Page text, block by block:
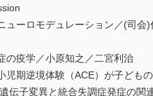
ーロモデュレーション／(司会
の疫学／小原知之／二宮利治
児期逆境体験（ACE）が子ども
遺伝子変異と統合失調症発症の